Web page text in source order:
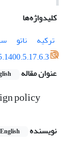
کلیدواژه‌ها
ترکیه
ناتو
عنوان مقاله
policy
نویسنده English